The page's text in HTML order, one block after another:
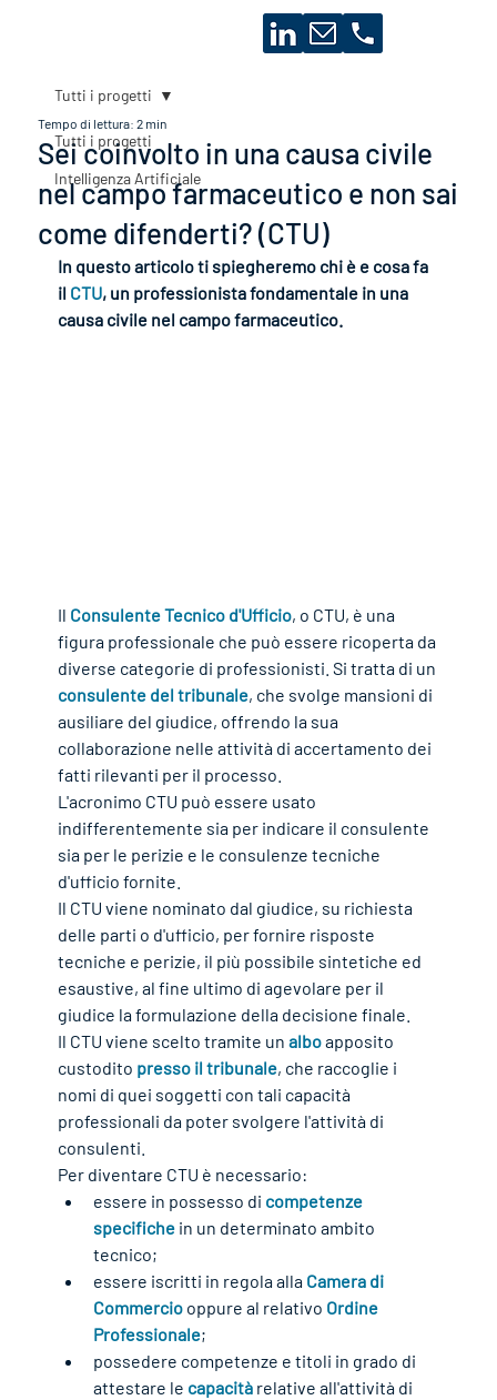
Tutti i progetti
Intelligenza Artificiale
Tutti i progetti
Sei coinvolto in una causa civile
nel campo farmaceutico e non sai
come difenderti? (CTU)
Tempo di lettura: 2 min
In questo articolo ti spiegheremo chi è e cosa fa
il CTU, un professionista fondamentale in una
causa civile nel campo farmaceutico.
Il Consulente Tecnico d'Ufficio, o CTU, è una
figura professionale che può essere ricoperta da
diverse categorie di professionisti. Si tratta di un
consulente del tribunale, che svolge mansioni di
ausiliare del giudice, offrendo la sua
collaborazione nelle attività di accertamento dei
fatti rilevanti per il processo.
L'acronimo CTU può essere usato
indifferentemente sia per indicare il consulente
sia per le perizie e le consulenze tecniche
d'ufficio fornite.
Il CTU viene nominato dal giudice, su richiesta
delle parti o d'ufficio, per fornire risposte
tecniche e perizie, il più possibile sintetiche ed
esaustive, al fine ultimo di agevolare per il
giudice la formulazione della decisione finale.
Il CTU viene scelto tramite un albo apposito
custodito presso il tribunale, che raccoglie i
nomi di quei soggetti con tali capacità
professionali da poter svolgere l'attività di
consulenti.
Per diventare CTU è necessario:
essere in possesso di competenze
specifiche in un determinato ambito
tecnico;
essere iscritti in regola alla Camera di
Commercio oppure al relativo Ordine
Professionale;
possedere competenze e titoli in grado di
attestare le capacità relative all'attività di